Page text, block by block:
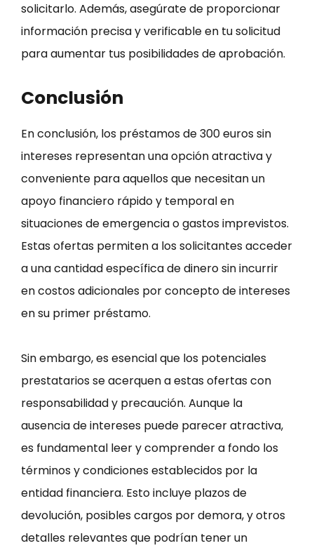
solicitarlo. Además, asegúrate de proporcionar
información precisa y verificable en tu solicitud
para aumentar tus posibilidades de aprobación.
Conclusión
En conclusión, los préstamos de 300 euros sin
intereses representan una opción atractiva y
conveniente para aquellos que necesitan un
apoyo financiero rápido y temporal en
situaciones de emergencia o gastos imprevistos.
Estas ofertas permiten a los solicitantes acceder
a una cantidad específica de dinero sin incurrir
en costos adicionales por concepto de intereses
en su primer préstamo.
Sin embargo, es esencial que los potenciales
prestatarios se acerquen a estas ofertas con
responsabilidad y precaución. Aunque la
ausencia de intereses puede parecer atractiva,
es fundamental leer y comprender a fondo los
términos y condiciones establecidos por la
entidad financiera. Esto incluye plazos de
devolución, posibles cargos por demora, y otros
detalles relevantes que podrían tener un